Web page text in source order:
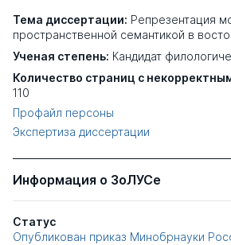
Тема диссертации: Репрезентация
пространственной семантикой в
Ученая степень: Кандидат
Количество страниц с
110
Профайл персоны
Экспертиза диссертации
Информация о ЗоЛУСе
Статус
Опубликован приказ Минобрнауки